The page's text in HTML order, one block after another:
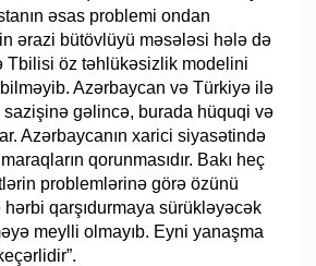
əsas problemi ondan
ərazi bütövlüyü məsələsi hələ də
Tbilisi öz təhlükəsizlik modelini
Azərbaycan və Türkiyə ilə
sazişinə gəlincə, burada hüquqi və
Azərbaycanın xarici siyasətində
qorunmasıdır. Bakı heç
problemlərinə görə özünü
qarşıdurmaya sürükləyəcək
meylli olmayıb. Eyni yanaşma